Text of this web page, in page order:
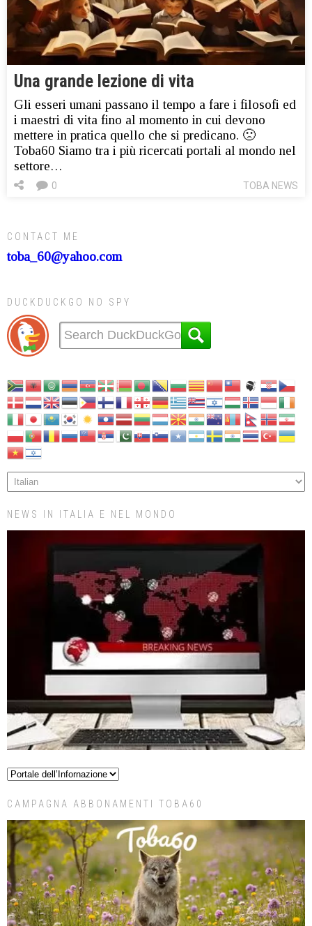
Una grande lezione di vita
Gli esseri umani passano il tempo a fare i filosofi ed
i maestri di vita fino al momento in cui devono
mettere in pratica quello che si predicano. 🙁
Toba60 Siamo tra i più ricercati portali al mondo nel
settore…
TOBA NEWS
0
CONTACT ME
toba_60@yahoo.com
DUCKDUCKGO NO SPY
NEWS IN ITALIA E NEL MONDO
CAMPAGNA ABBONAMENTI TOBA60